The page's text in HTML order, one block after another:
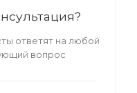
ответят на любой
вопрос